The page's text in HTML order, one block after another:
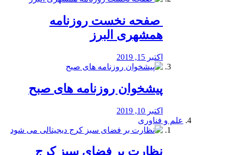
️ صفحه نخست روزنامه‌
همشهری البرز
اکتبر 15, 2019
پیشخوان روزنامه های صبح
اکتبر 10, 2019
علم و فناوری
نظارت بر فضای سبز کرج